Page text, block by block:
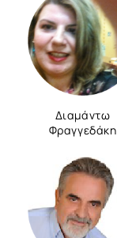
Διαμάντω
Φραγγεδάκη